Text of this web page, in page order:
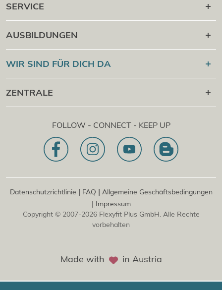
SERVICE
Karriere danach
Online Campus
Cert Check
AUSBILDUNGEN
Flexyfit
Sport Academy
Flexyfit Massage Academy
Flexyfit®Beauty Academy
WIR SIND FÜR DICH DA
+43 1 997 27 38
[email protected]
Beratungs- & Onlineanfrage
Unser Leitbild
ZENTRALE
1030 | Österreich
Dietrichgasse 27 E.EG2
Zweigstelle | DE
Konrad-Zuse-Platz 8
FOLLOW - CONNECT - KEEP UP
Datenschutzrichtlinie | FAQ | Allgemeine Geschäftsbedingungen
| Impressum
Copyright © 2007-2026 Flexyfit Plus GmbH. Alle Rechte
vorbehalten
Made with in Austria